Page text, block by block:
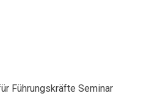
Führungskräfte Seminar